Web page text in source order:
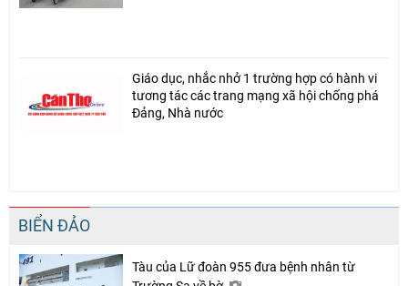
Giáo dục, nhắc nhở 1 trường hợp có hành vi
tương tác các trang mạng xã hội chống phá
Đảng, Nhà nước
BIỂN ĐẢO
Tàu của Lữ đoàn 955 đưa bệnh nhân từ